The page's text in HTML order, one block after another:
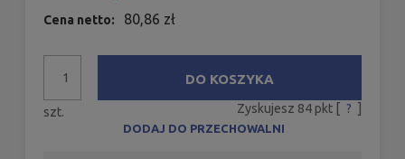
Cena netto: 80,86 zł
szt.
DO KOSZYKA
Zyskujesz 84pkt [ ? ]
DODAJ DO PRZECHOWALNI